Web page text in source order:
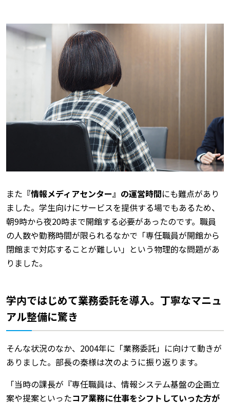
また 『情報メディアセンター』の運営時間にも難点があり
ました。学生向けにサービスを提供する場でもあるため、
朝9時から夜20時まで開館する必要があったのです。職員
の人数や勤務時間が限られるなかで「専任職員が開館から
閉館まで対応することが難しい」という物理的な問題があ
りました。
学内ではじめて業務委託を導入。丁寧なマニュ
アル整備に驚き
そんな状況のなか、2004年に「業務委託」に向けて動きが
ありました。部長の秦様は次のように振り返ります。
「当時の課長が『専任職員は、情報システム基盤の企画立
案や提案といったコア業務に仕事をシフトしていった方が